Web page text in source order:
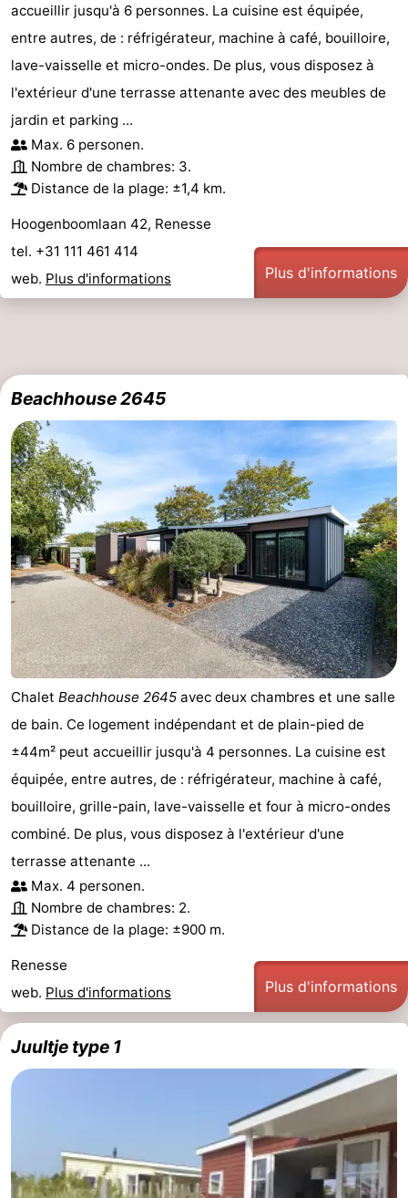
accueillir jusqu'à 6 personnes. La cuisine est équipée,
entre autres, de : réfrigérateur, machine à café, bouilloire,
lave-vaisselle et micro-ondes. De plus, vous disposez à
l'extérieur d'une terrasse attenante avec des meubles de
jardin et parking ...
Max. 6 personen.
Nombre de chambres: 3.
Distance de la plage: ±1,4 km.
Hoogenboomlaan 42, Renesse
tel. +31 111 461 414
web. Plus d'informations Plus d'informations
Beachhouse 2645
Chalet Beachhouse 2645 avec deux chambres et une salle
de bain. Ce logement indépendant et de plain-pied de
±44m² peut accueillir jusqu'à 4 personnes. La cuisine est
équipée, entre autres, de : réfrigérateur, machine à café,
bouilloire, grille-pain, lave-vaisselle et four à micro-ondes
combiné. De plus, vous disposez à l'extérieur d'une
terrasse attenante ...
Max. 4 personen.
Nombre de chambres: 2.
Distance de la plage: ±900 m.
Renesse
web. Plus d'informations Plus d'informations
Juultje type 1